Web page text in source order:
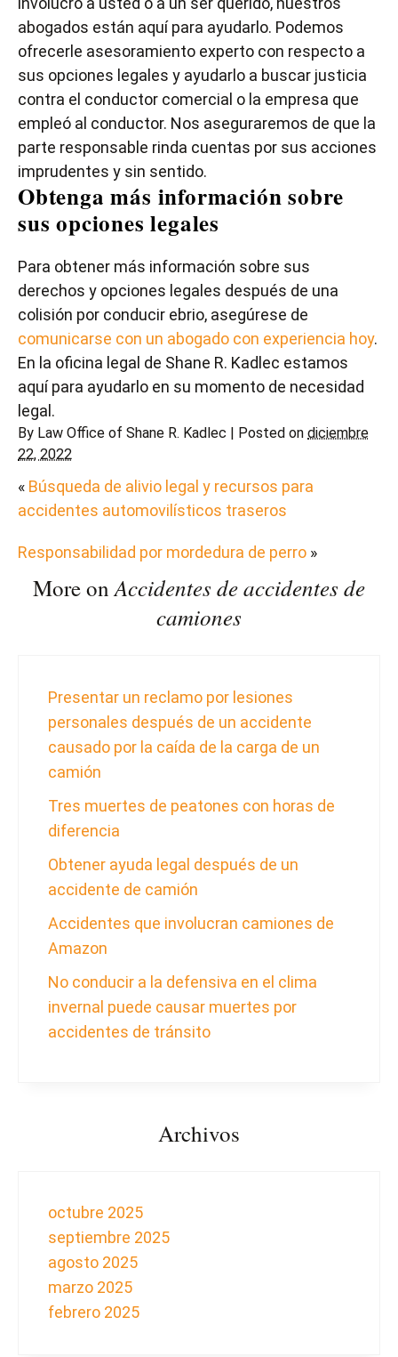
abogados están aquí para ayudarlo. Podemos
ofrecerle asesoramiento experto con respecto a
sus opciones legales y ayudarlo a buscar justicia
contra el conductor comercial o la empresa que
empleó al conductor. Nos aseguraremos de que la
parte responsable rinda cuentas por sus acciones
imprudentes y sin sentido.
Obtenga más información sobre
sus opciones legales
Para obtener más información sobre sus
derechos y opciones legales después de una
colisión por conducir ebrio, asegúrese de
comunicarse con un abogado con experiencia hoy.
En la oficina legal de Shane R. Kadlec estamos
aquí para ayudarlo en su momento de necesidad
legal.
By Law Office of Shane R. Kadlec Posted on diciembre
22, 2022
« Búsqueda de alivio legal y recursos para
accidentes automovilísticos traseros
Responsabilidad por mordedura de perro »
More onAccidentes de accidentes de
camiones
Presentar un reclamo por lesiones
personales después de un accidente
causado por la caída de la carga de un
camión
Tres muertes de peatones con horas de
diferencia
Obtener ayuda legal después de un
accidente de camión
Accidentes que involucran camiones de
Amazon
No conducir a la defensiva en el clima
invernal puede causar muertes por
accidentes de tránsito
Archivos
octubre 2025
septiembre 2025
agosto 2025
marzo 2025
febrero 2025